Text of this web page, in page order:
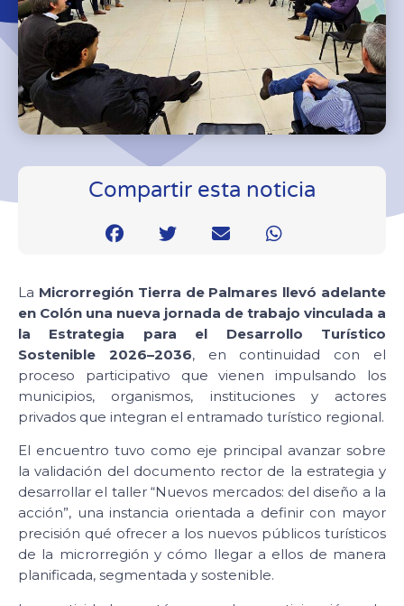
Compartir esta noticia
La Microrregión Tierra de Palmares llevó adelante
en Colón una nueva jornada de trabajo vinculada a
la Estrategia para el Desarrollo Turístico
Sostenible 2026–2036, en continuidad con el
proceso participativo que vienen impulsando los
municipios, organismos, instituciones y actores
privados que integran el entramado turístico regional.
El encuentro tuvo como eje principal avanzar sobre
la validación del documento rector de la estrategia y
desarrollar el taller “Nuevos mercados: del diseño a la
acción”, una instancia orientada a definir con mayor
precisión qué ofrecer a los nuevos públicos turísticos
de la microrregión y cómo llegar a ellos de manera
planificada, segmentada y sostenible.